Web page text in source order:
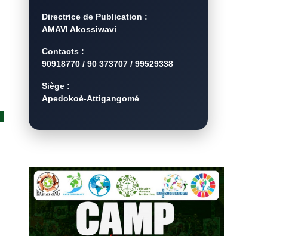
Directrice de Publication :
AMAVI Akossiwavi
Contacts :
90918770 / 90 373707 / 99529338
Siège :
Apedokoè-Attigangomé